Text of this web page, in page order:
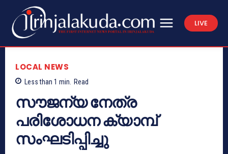
LIVE
LOCAL NEWS
Less than 1 min. Read
സൗജന്യ നേത്ര
പരിശോധന ക്യാമ്പ്
സംഘടിപ്പിച്ചു